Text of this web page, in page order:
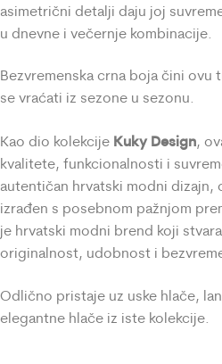
asimetrični detalji daju joj
u dnevne i večernje kombinacije.
Bezvremenska crna boja čini ovu
se vraćati iz sezone u sezonu.
Kao dio kolekcije Kuky Design,
kvalitete, funkcionalnosti i
autentičan hrvatski modni dizajn,
izrađen s posebnom pažnjom
je hrvatski modni brend koji
originalnost, udobnost i
Odlično pristaje uz uske hlače,
elegantne hlače iz iste kolekcije.